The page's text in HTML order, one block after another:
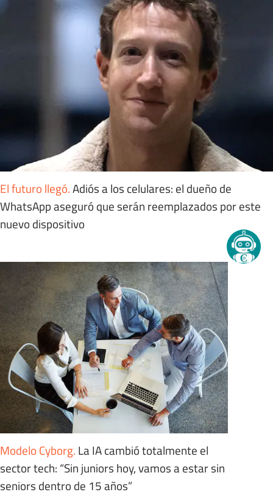
El futuro llegó.Adiós a los celulares: el dueño de
WhatsApp aseguró que serán reemplazados por este
nuevo dispositivo
Modelo Cyborg. La IA cambió totalmente el
sector tech: “Sin juniors hoy, vamos a estar sin
seniors dentro de 15 años”